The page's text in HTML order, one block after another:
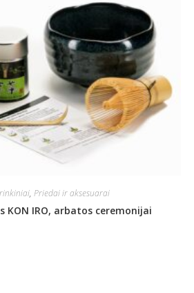
, Priedai ir aksesuarai
KON IRO, arbatos ceremonijai